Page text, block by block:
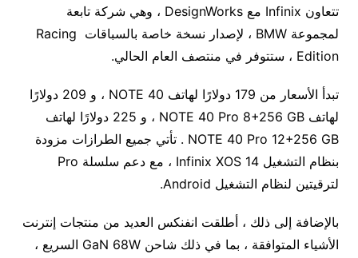
تتعاون Infinix مع DesignWorks ، وهي شركة تابعة
لمجموعة BMW ، لإصدار نسخة خاصة بالسباقات Racing
Edition ، ستتوفر في منتصف العام الحالي.
تبدأ الأسعار من 179 دولارًا لهاتف NOTE 40 ، و 209 دولارًا
لهاتف NOTE 40 Pro 8+256 GB ، و 225 دولارًا لهاتف
NOTE 40 Pro 12+256 GB . تأتي جميع الطرازات مزودة
بنظام التشغيل Infinix XOS 14 ، مع دعم سلسلة Pro
لترقيتين لنظام التشغيل Android.
بالإضافة إلى ذلك ، أطلقت انفنكس العديد من منتجات إنترنت
الأشياء المتوافقة ، بما في ذلك شاحن GaN 68W السريع ،